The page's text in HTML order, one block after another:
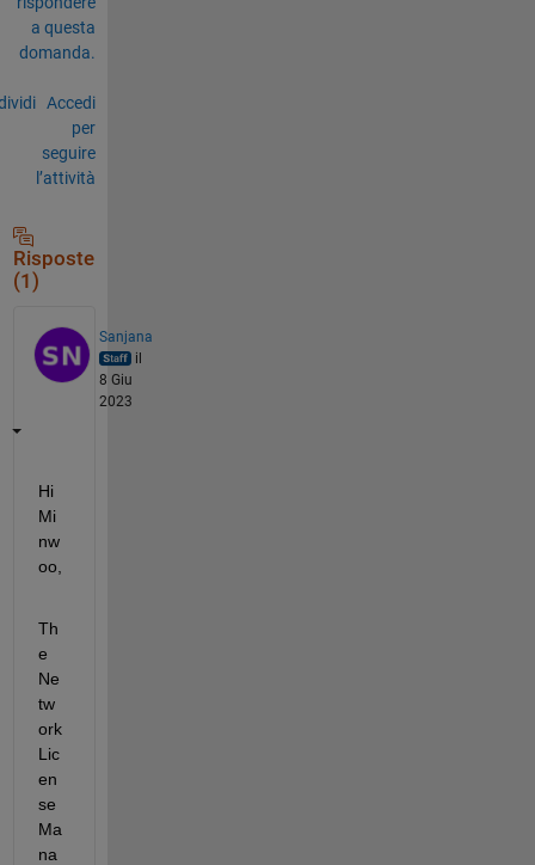
a questa
domanda.
Accedi
per
seguire
l’attività
Risposte
(1)
Sanjana
il
8 Giu
2023
Hi
Mi
nw
oo,
Th
e
Ne
tw
ork
Lic
en
se
Ma
na